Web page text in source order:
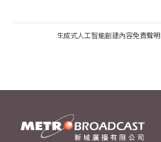
生成式人工智能創建內容免責聲明